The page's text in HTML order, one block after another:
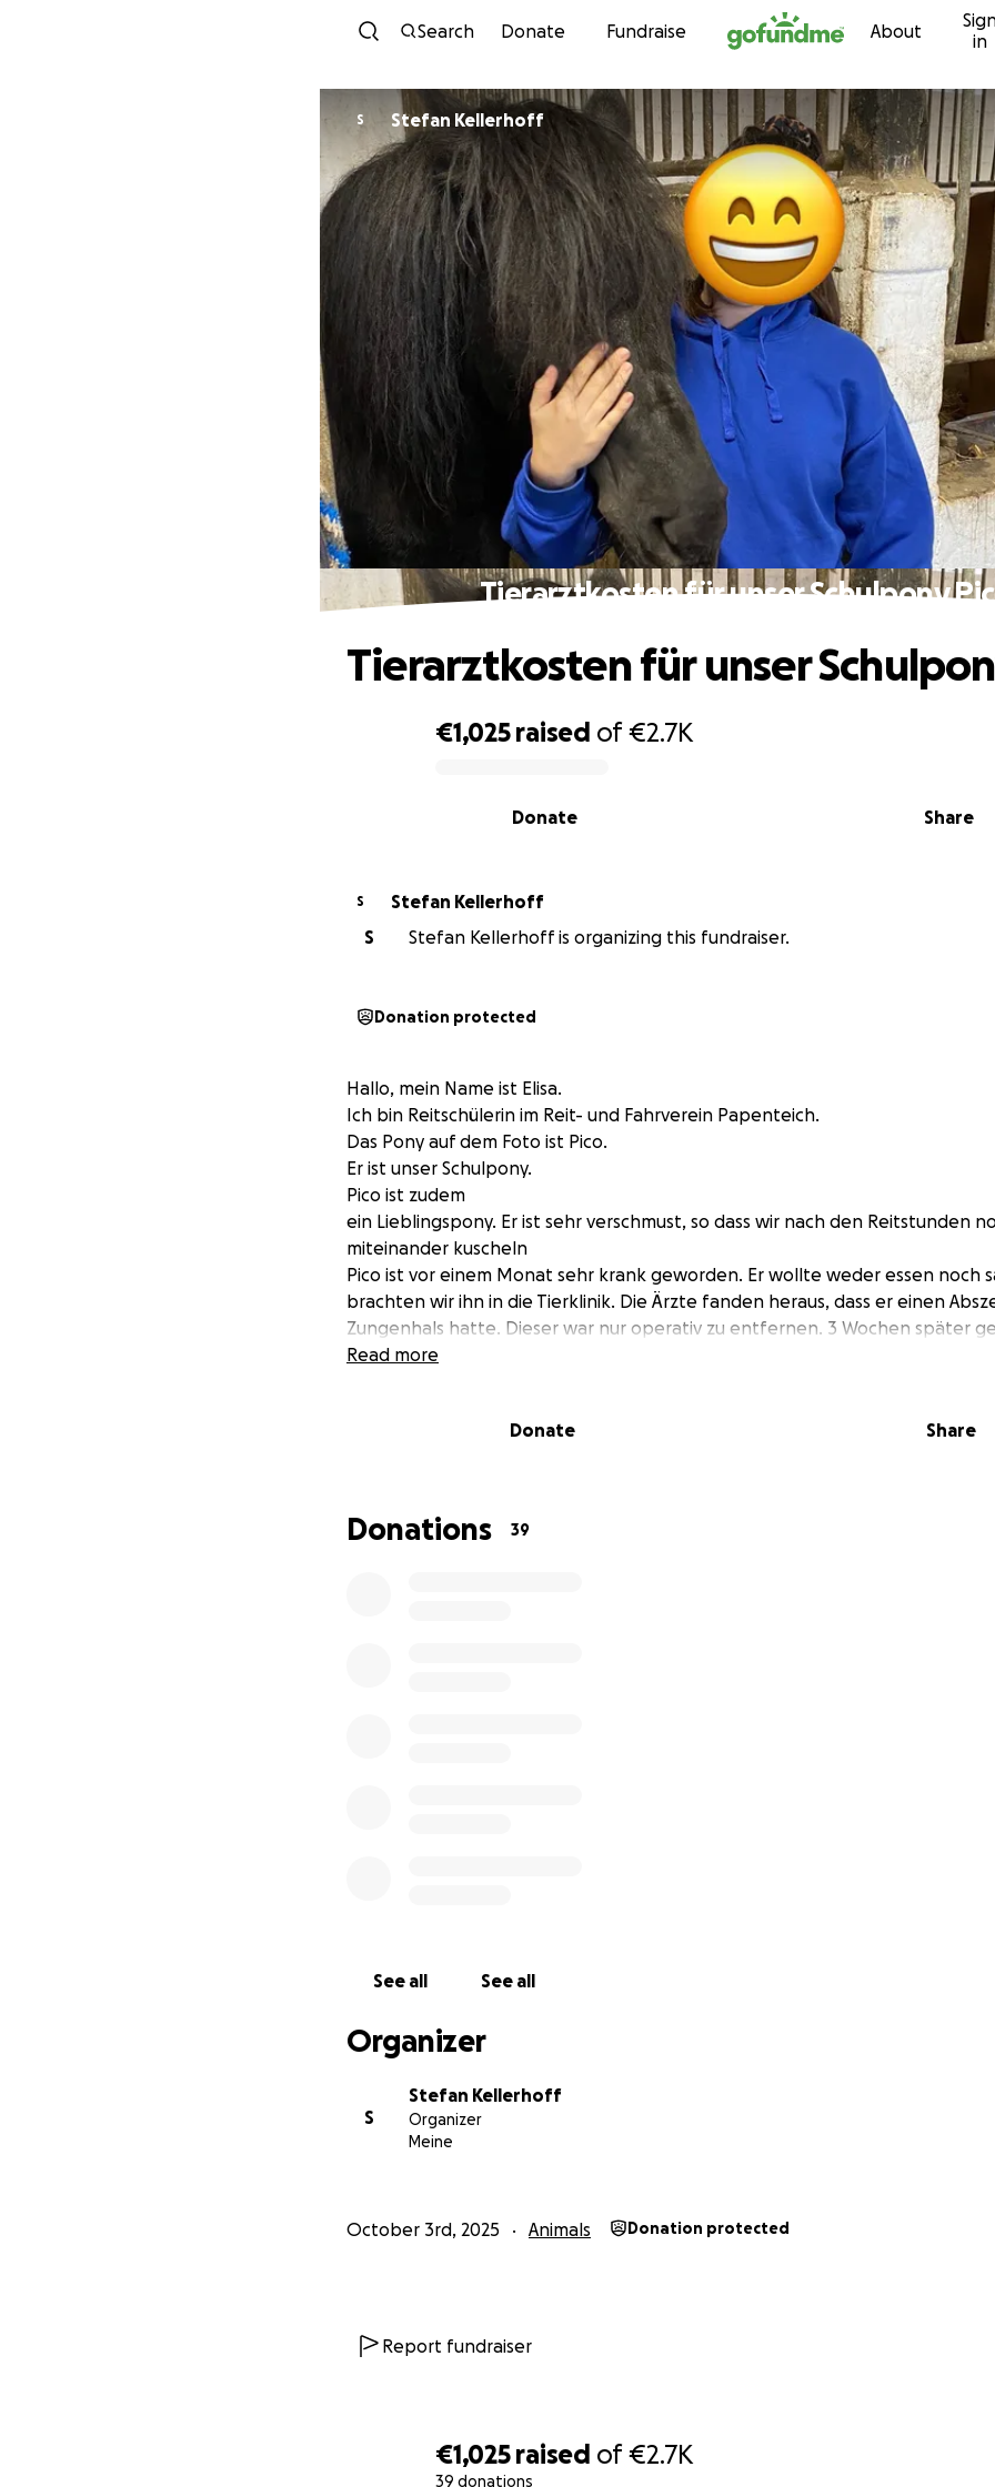
Skip to content
Search Donate Fundraise About
in
€1,025 raised of€2.7K
39 donations
S Stefan Kellerhoff
Tierarztkosten für unser Schulpony
€1,025 raised of€2.7K
Share
Donate
Tierarztkosten für unser
S
Stefan Kellerhoff
S
Stefan Kellerhoff is organizing this fundraiser.
Donation protected
Hallo, mein Name ist Elisa.
Ich bin Reitschülerin im Reit- und Fahrverein Papenteich.
Das Pony auf dem Foto ist Pico.
Er ist unser Schulpony.
Pico ist zudem
ein Lieblingspony. Er ist sehr verschmust, so dass wir nach den Reitstunden
miteinander kuscheln
Pico ist vor einem Monat sehr krank geworden. Er wollte weder essen noch
brachten wir ihn in die Tierklinik. Die Ärzte fanden heraus, dass er einen
Zungenhals hatte. Dieser war nur operativ zu entfernen. 3 Wochen später
gut und er ist wieder ganz der alte. Leider haben die Arztkosten von 2700
finanziellen Beitrag zu Picos OP leisten könntet.
Read more
Donate Share
Donations 39
See all See all
Organizer
S
Stefan Kellerhoff
Organizer
Meine
October 3rd, 2025 Animals Donation protected
Report fundraiser